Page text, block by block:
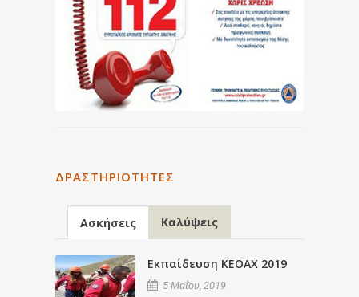
ΔΡΑΣΤΗΡΙΌΤΗΤΕΣ
Ασκήσεις Καλύψεις
Εκπαίδευση ΚΕΟΑΧ 2019
5 Μαΐου, 2019